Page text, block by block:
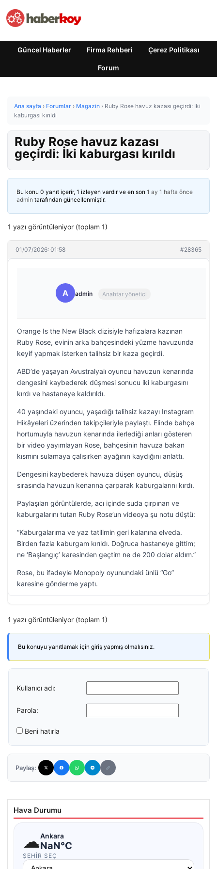
Güncel Haberler Firma Rehberi Çerez Politikası
Forum
Ana sayfa › Forumlar › Magazin › Ruby Rose havuz kazası geçirdi: İki
kaburgası kırıldı
Ruby Rose havuz kazası
geçirdi: İki kaburgası kırıldı
Bu konu 0 yanıt içerir, 1 izleyen vardır ve en son 1 ay 1 hafta önce
admin tarafından güncellenmiştir.
1 yazı görüntüleniyor (toplam 1)
01/07/2026: 01:58 #28365
A admin Anahtar yönetici
Orange Is the New Black dizisiyle hafızalara kazınan
Ruby Rose, evinin arka bahçesindeki yüzme havuzunda
keyif yapmak isterken talihsiz bir kaza geçirdi.
ABD’de yaşayan Avustralyalı oyuncu havuzun kenarında
dengesini kaybederek düşmesi sonucu iki kaburgasını
kırdı ve hastaneye kaldırıldı.
40 yaşındaki oyuncu, yaşadığı talihsiz kazayı Instagram
Hikâyeleri üzerinden takipçileriyle paylaştı. Elinde bahçe
hortumuyla havuzun kenarında ilerlediği anları gösteren
bir video yayımlayan Rose, bahçesinin havuza bakan
kısmını sulamaya çalışırken ayağının kaydığını anlattı.
Dengesini kaybederek havuza düşen oyuncu, düşüş
sırasında havuzun kenarına çarparak kaburgalarını kırdı.
Paylaşılan görüntülerde, acı içinde suda çırpınan ve
kaburgalarını tutan Ruby Rose’un videoya şu notu düştü:
“Kaburgalarıma ve yaz tatilimin geri kalanına elveda.
Birden fazla kaburgam kırıldı. Doğruca hastaneye gittim;
ne ‘Başlangıç’ karesinden geçtim ne de 200 dolar aldım.”
Rose, bu ifadeyle Monopoly oyunundaki ünlü “Go”
karesine gönderme yaptı.
1 yazı görüntüleniyor (toplam 1)
Bu konuyu yanıtlamak için giriş yapmış olmalısınız.
Kullanıcı adı:
Parola:
Beni hatırla
Paylaş:
Hava Durumu
☁Ankara
NaN°C
ŞEHIR SEÇ